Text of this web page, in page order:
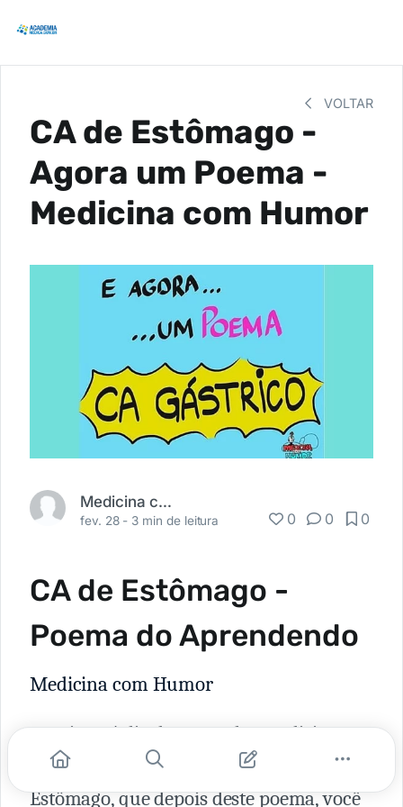
VOLTAR
CA de Estômago -
Agora um Poema -
Medicina com Humor
Medicina com Humor
fev. 28 - 3 min de leitura 0 0 0
CA de Estômago -
Poema do Aprendendo
Medicina com Humor
Domingo é dia de Aprender Medicina
com Humor. O tema de hoje é o CA de
Estômago, que depois deste poema, você